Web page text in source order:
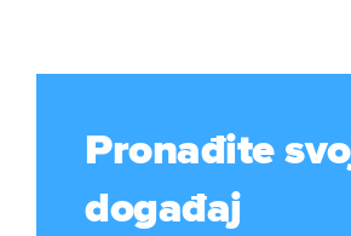
Pronađite
događaj